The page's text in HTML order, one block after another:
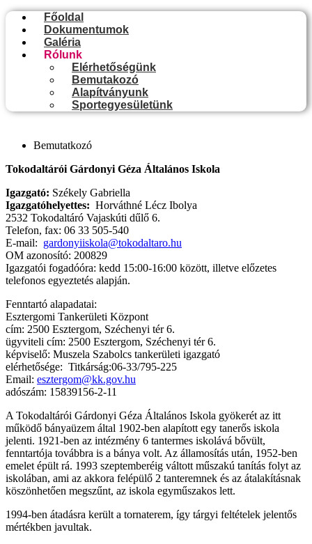
Főoldal
Dokumentumok
Galéria
Rólunk
Elérhetőségünk
Bemutakozó
Alapítványunk
Sportegyesületünk
Bemutatkozó
Tokodaltárói Gárdonyi Géza Általános Iskola
Igazgató: Székely Gabriella
Igazgatóhelyettes: Horváthné Lécz Ibolya
2532 Tokodaltáró Vajaskúti dűlő 6.
Telefon, fax: 06 33 505-540
E-mail: gardonyiiskola@tokodaltaro.hu
OM azonosító: 200829
Igazgatói fogadóóra: kedd 15:00-16:00 között, illetve előzetes
telefonos egyeztetés alapján.
Fenntartó alapadatai:
Esztergomi Tankerületi Központ
cím: 2500 Esztergom, Széchenyi tér 6.
ügyviteli cím: 2500 Esztergom, Széchenyi tér 6.
képviselő: Muszela Szabolcs tankerületi igazgató
elérhetősége: Titkárság:06-33/795-225
Email: esztergom@kk.gov.hu
adószám: 15839156-2-11
A Tokodaltárói Gárdonyi Géza Általános Iskola gyökerét az itt
működő bányaüzem által 1902-ben alapított egy tanerős iskola
jelenti. 1921-ben az intézmény 6 tantermes iskolává bővült,
fenntartója továbbra is a bánya volt. Az államosítás után, 1952-ben
emelet épült rá. 1993 szeptemberéig váltott műszakú tanítás folyt az
iskolában, ami az akkora felépülő 2 tanteremnek és az átalakításnak
köszönhetően megszűnt, az iskola egyműszakos lett.
1994-ben átadásra került a tornaterem, így tárgyi feltételek jelentős
mértékben javultak.